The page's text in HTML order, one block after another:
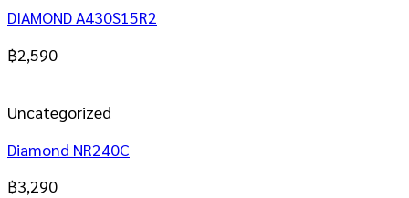
DIAMOND A430S15R2
฿2,590
Uncategorized
Diamond NR240C
฿3,290